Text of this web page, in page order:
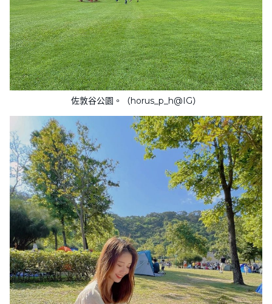
佐敦谷公園。（horus_p_h@IG）